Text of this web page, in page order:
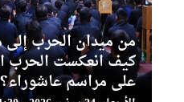
من ميدان الحرب إلى
كيف انعكست الحرب
على مراسم عاشوراء؟